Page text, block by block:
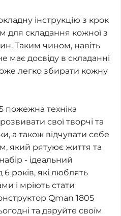
інструкцію з крок
для складання кожної з
Таким чином, навіть
досвіду в складанні
легко збирати кожну
пожежна техніка
свої творчі та
а також відчувати себе
який рятуює життя та
- ідеальний
6 років, які люблять
і мріють стати
Qman 1805
та даруйте своїм